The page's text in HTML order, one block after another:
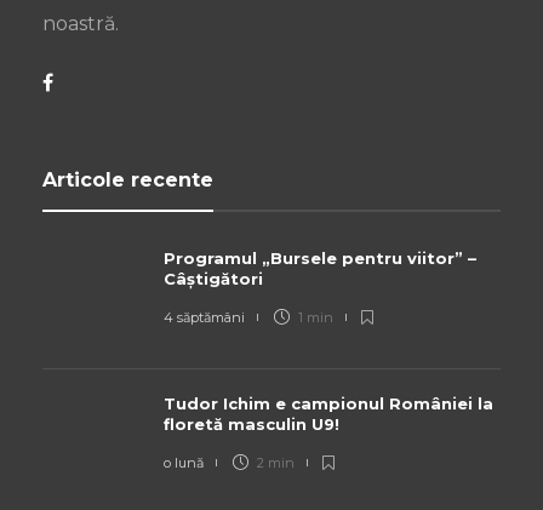
noastră.
Articole recente
Programul „Bursele pentru viitor” –
Câștigători
4 săptămâni 1 min
Tudor Ichim e campionul României la
floretă masculin U9!
o lună 2 min